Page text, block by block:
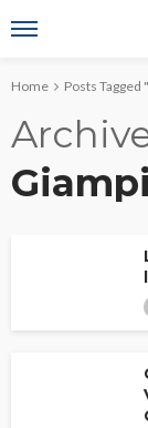
Home Posts